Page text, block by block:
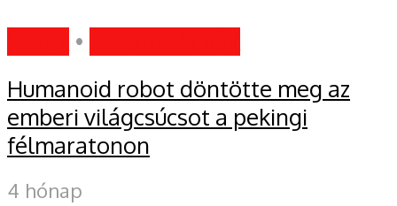
•
Humanoid robot döntötte meg az
emberi világcsúcsot a pekingi
félmaratonon
4 hónap